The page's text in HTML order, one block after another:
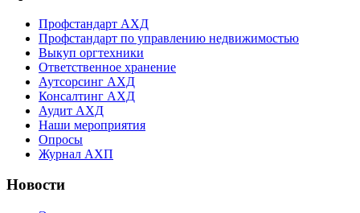
Профстандарт АХД
Профстандарт по управлению недвижимостью
Выкуп оргтехники
Ответственное хранение
Аутсорсинг АХД
Консалтинг АХД
Аудит АХД
Наши мероприятия
Опросы
Журнал АХП
Новости